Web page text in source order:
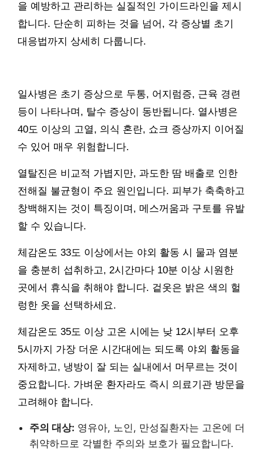
을 예방하고 관리하는 실질적인 가이드라인을 제시
합니다. 단순히 피하는 것을 넘어, 각 증상별 초기
대응법까지 상세히 다룹니다.
일사병은 초기 증상으로 두통, 어지럼증, 근육 경련
등이 나타나며, 탈수 증상이 동반됩니다. 열사병은
40도 이상의 고열, 의식 혼란, 쇼크 증상까지 이어질
수 있어 매우 위험합니다.
열탈진은 비교적 가볍지만, 과도한 땀 배출로 인한
전해질 불균형이 주요 원인입니다. 피부가 축축하고
창백해지는 것이 특징이며, 메스꺼움과 구토를 유발
할 수 있습니다.
체감온도 33도 이상에서는 야외 활동 시 물과 염분
을 충분히 섭취하고, 2시간마다 10분 이상 시원한
곳에서 휴식을 취해야 합니다. 겉옷은 밝은 색의 헐
렁한 옷을 선택하세요.
체감온도 35도 이상 고온 시에는 낮 12시부터 오후
5시까지 가장 더운 시간대에는 되도록 야외 활동을
자제하고, 냉방이 잘 되는 실내에서 머무르는 것이
중요합니다. 가벼운 환자라도 즉시 의료기관 방문을
고려해야 합니다.
주의 대상: 영유아, 노인, 만성질환자는 고온에 더
취약하므로 각별한 주의와 보호가 필요합니다.